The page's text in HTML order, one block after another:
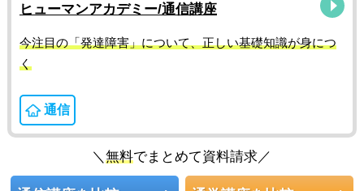
ヒューマンアカデミー/通信講座
今注目の「発達障害」について、正しい基礎知識が身につ
く
通信
＼無料でまとめて資料請求／